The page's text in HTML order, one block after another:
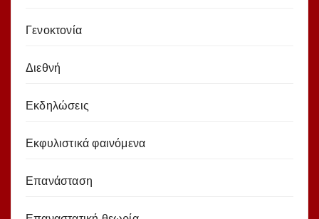
Γενοκτονία
Διεθνή
Εκδηλώσεις
Εκφυλιστικά φαινόμενα
Επανάσταση